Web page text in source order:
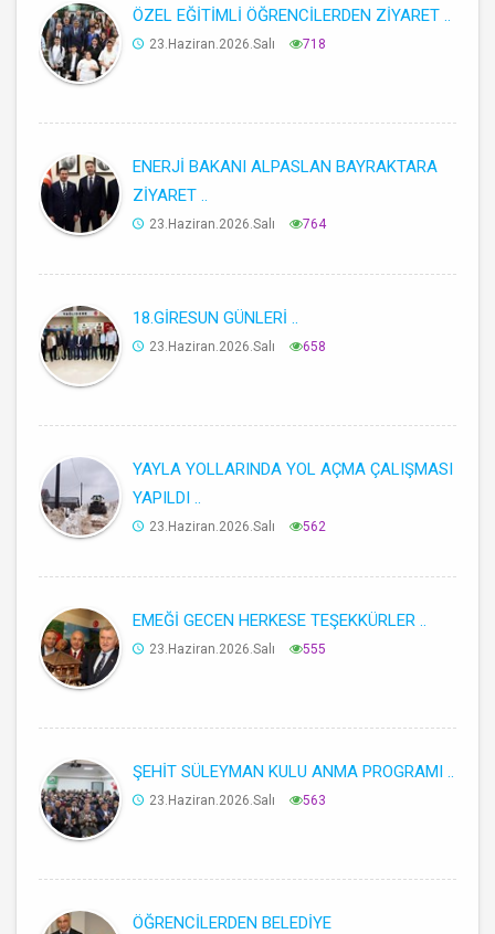
ÖZEL EĞİTİMLİ ÖĞRENCİLERDEN ZİYARET ..
23.Haziran.2026.Salı 718
ENERJİ BAKANI ALPASLAN BAYRAKTARA
ZİYARET ..
23.Haziran.2026.Salı 764
18.GİRESUN GÜNLERİ ..
23.Haziran.2026.Salı 658
YAYLA YOLLARINDA YOL AÇMA ÇALIŞMASI
YAPILDI ..
23.Haziran.2026.Salı 562
EMEĞİ GECEN HERKESE TEŞEKKÜRLER ..
23.Haziran.2026.Salı 555
ŞEHİT SÜLEYMAN KULU ANMA PROGRAMI ..
23.Haziran.2026.Salı 563
ÖĞRENCİLERDEN BELEDİYE